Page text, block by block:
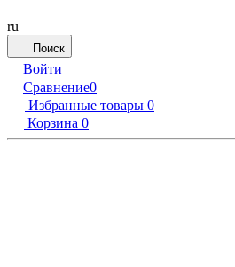
ru
Поиск
Войти
Сравнение0
Избранные товары 0
Корзина 0